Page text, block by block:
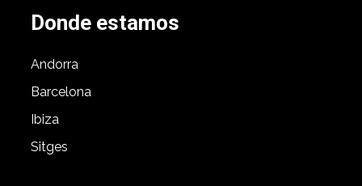
Donde estamos
Andorra
Barcelona
Ibiza
Sitges